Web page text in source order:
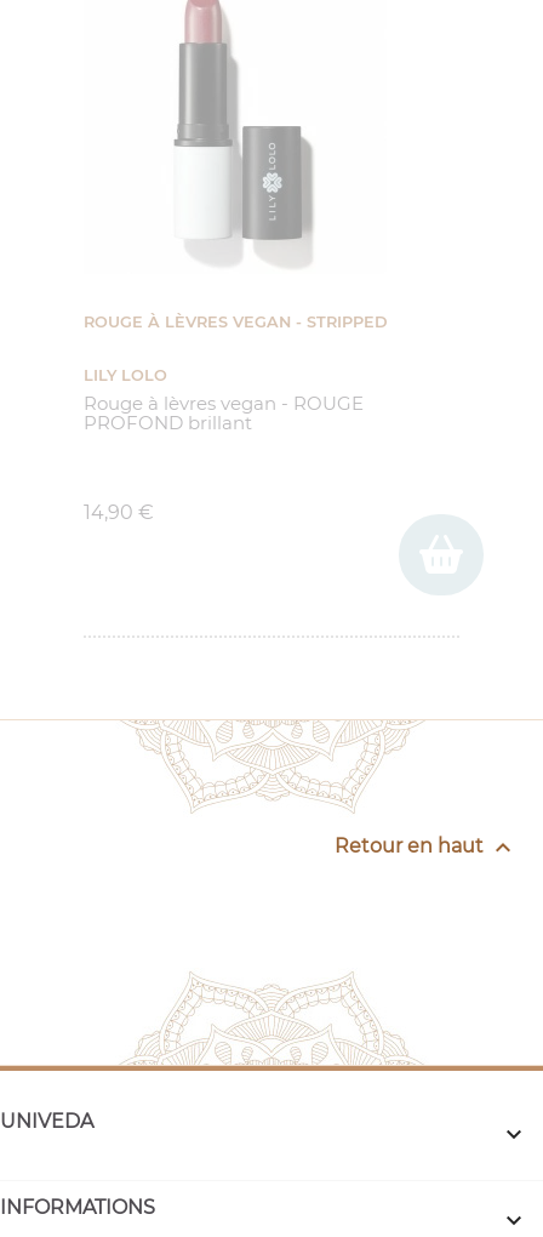
ROUGE À LÈVRES VEGAN - STRIPPED
LILY LOLO
Rouge à lèvres vegan - ROUGE
PROFOND brillant
14,90 €
Retour en haut 
UNIVEDA 
INFORMATIONS 